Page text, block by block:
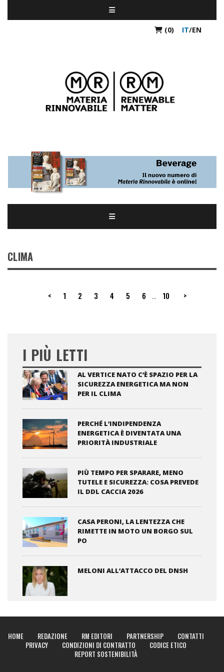
(0) IT/EN
CLIMA
< 1 2 3 4 5 6 ... 10 >
I PIÙ LETTI
AL VERTICE NATO C’È SPAZIO PER LA
SICUREZZA ENERGETICA MA NON
PER IL CLIMA
PERCHÉ L’INDIPENDENZA
ENERGETICA È DIVENTATA UNA
PRIORITÀ INDUSTRIALE
PIÙ TEMPO PER SPARARE, MENO
TUTELE E SICUREZZA: COSA PREVEDE
IL DDL CACCIA 2026
CASA PERONI, LA LENTEZZA CHE
RIMETTE IN MOTO UN BORGO SUL
PO
MELONI ALL’ATTACCO DEL DNSH
HOME REDAZIONE RM EDITORI PARTNERSHIP
CONTATTI
PRIVACY
CONDIZIONI DI CONTRATTO
CODICE ETICO
REPORT SOSTENIBILITÀ